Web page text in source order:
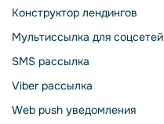
Конструктор лендингов
Мультиссылка для соцсетей
SMS рассылка
Viber рассылка
Web push уведомления